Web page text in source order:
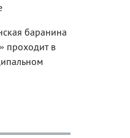
баранина
проходит в